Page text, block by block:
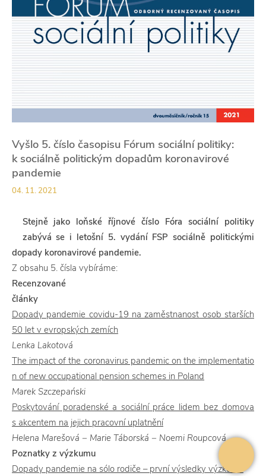
Vyšlo 5. číslo časopisu Fórum sociální politiky:
k sociálně politickým dopadům koronavirové
pandemie
04. 11. 2021
Stejně jako loňské říjnové číslo Fóra sociální politiky
zabývá se i letošní 5. vydání FSP sociálně politickými
dopady koronavirové pandemie.
Z obsahu 5. čísla vybíráme:
Recenzované
Dopady pandemie covidu-19 na zaměstnanost osob starších
50 let v evropských zemích
Lenka Lakotová
The impact of the coronavirus pandemic on the implementatio
n of new occupational pension schemes in Poland
Marek Szczepański
Poskytování poradenské a sociální práce lidem bez domova
s akcentem na jejich pracovní uplatnění
Helena Marešová − Marie Táborská − Noemi Roupcová
Poznatky z výzkumu
Dopady pandemie na sólo rodiče – první výsledky výzkumu